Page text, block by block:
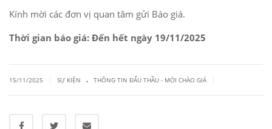
Kính mời các đơn vị quan tâm gửi Báo giá.
Thời gian báo giá: Đến hết ngày 19/11/2025
15/11/2025 SỰ KIỆN . THÔNG TIN ĐẤU THẦU - MỜI CHÀO GIÁ